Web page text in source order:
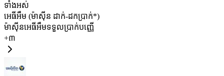
ទាំងអស់
អេធីអឹម (ម៉ាស៊ីន ដាក់-ដកប្រាក់*)
ម៉ាស៊ីនអេធីអឹមទទួលប្រាក់បញ្ញើ
+៣